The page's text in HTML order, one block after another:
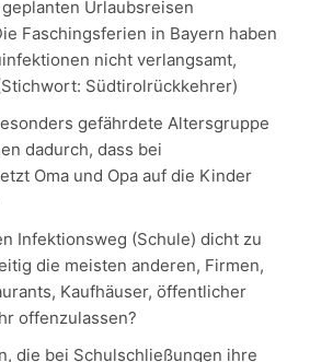
Urlaubsreisen
Faschingsferien in Bayern haben
nicht verlangsamt,
Südtirolrückkehrer)
gefährdete Altersgruppe
dadurch, dass bei
Oma und Opa auf die Kinder
Infektionsweg (Schule) dicht zu
die meisten anderen, Firmen,
Kaufhäuser, öffentlicher
offenzulassen?
die bei Schulschließungen ihre